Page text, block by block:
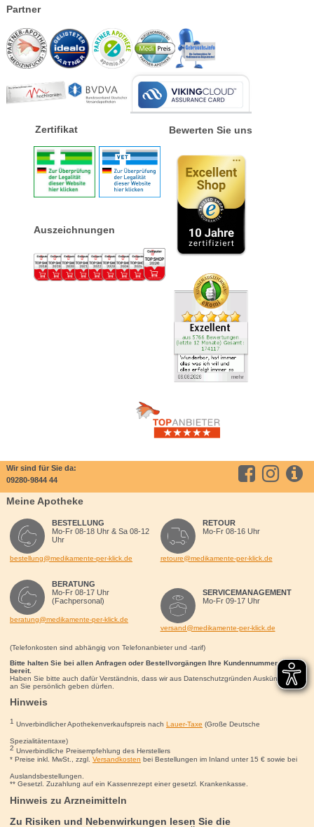
Partner
Zertifikat
Auszeichnungen
Bewerten Sie uns
Wir sind für Sie da:
09280-9844 44
Meine Apotheke
BESTELLUNG
Mo-Fr 08-18 Uhr & Sa 08-12
Uhr
bestellung@medikamente-per-klick.de
BERATUNG
Mo-Fr 08-17 Uhr
(Fachpersonal)
beratung@medikamente-per-klick.de
RETOUR
Mo-Fr 08-16 Uhr
retoure@medikamente-per-klick.de
SERVICEMANAGEMENT
Mo-Fr 09-17 Uhr
versand@medikamente-per-klick.de
(Telefonkosten sind abhängig von Telefonanbieter und -tarif)
Bitte halten Sie bei allen Anfragen oder Bestellvorgängen Ihre Kundennummer für uns
bereit.
Haben Sie bitte auch dafür Verständnis, dass wir aus Datenschutzgründen Auskünfte nur
an Sie persönlich geben dürfen.
Hinweis
1 Unverbindlicher Apothekenverkaufspreis nach Lauer-Taxe (Große Deutsche
Spezialitätentaxe)
2 Unverbindliche Preisempfehlung des Herstellers
* Preise inkl. MwSt., zzgl. Versandkosten bei Bestellungen im Inland unter 15 €sowie bei
Auslandsbestellungen.
** Gesetzl. Zuzahlung auf ein Kassenrezept einer gesetzl. Krankenkasse.
Hinweis zu Arzneimitteln
Zu Risiken und Nebenwirkungen lesen Sie die